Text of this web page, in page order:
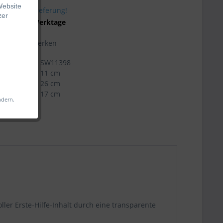
Lieferung!
10-20 Werktage
Merken
SW11398
11 cm
26 cm
17 cm
Erste-Hilfe-Inhalt durch eine transparente